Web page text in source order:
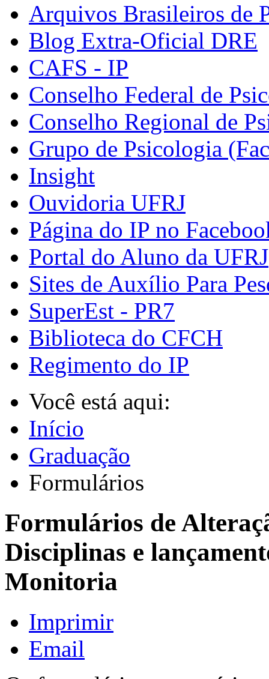
Arquivos Brasileiros de
Blog Extra-Oficial DRE
CAFS - IP
Conselho Federal de
Conselho Regional de
Grupo de Psicologia
Insight
Ouvidoria UFRJ
Página do IP no
Portal do Aluno da UFRJ
Sites de Auxílio Para
SuperEst - PR7
Biblioteca do CFCH
Regimento do IP
Você está aqui:
Início
Graduação
Formulários
Formulários de
Disciplinas e
Monitoria
Imprimir
Email